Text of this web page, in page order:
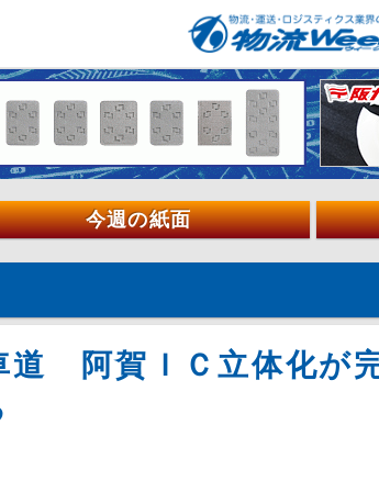
今週の紙面
道 阿賀ＩＣ立体化が